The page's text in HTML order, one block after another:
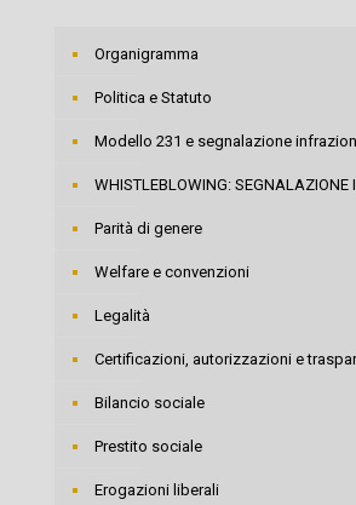
Organigramma
Politica e Statuto
Modello 231 e segnalazione
WHISTLEBLOWING: SEGNALAZIONE
Parità di genere
Welfare e convenzioni
Legalità
Certificazioni, autorizzazioni e
Bilancio sociale
Prestito sociale
Erogazioni liberali